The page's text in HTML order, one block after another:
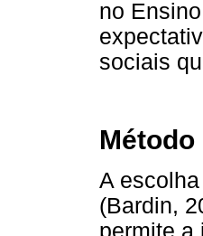
no
sociais
Método
A
(Bardin,
permite a